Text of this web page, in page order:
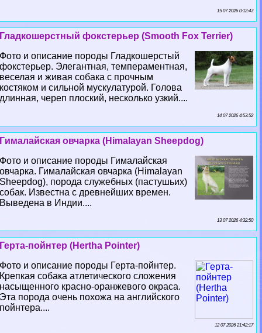
15 07 2026 0:12:43
Гладкошерстный фокстерьер (Smooth Fox Terrier)
Фото и описание породы Гладкошерстый
фокстерьер. Элегантная, темпераментная,
веселая и живая собака с прочным
костяком и сильной мускулатурой. Голова
длинная, череп плоский, несколько узкий....
14 07 2026 4:53:52
Гималайская овчарка (Himalayan Sheepdog)
Фото и описание породы Гималайская
овчарка. Гималайская овчарка (Himalayan
Sheepdog), порода служебных (пастушьих)
собак. Известна с древнейших времен.
Выведена в Индии....
13 07 2026 4:32:50
Герта-пойнтер (Hertha Pointer)
Фото и описание породы Герта-пойнтер.
Крепкая собака атлетического сложения
насыщенного красно-оранжевого окраса.
Эта порода очень похожа на английского
пойнтера....
12 07 2026 21:42:17